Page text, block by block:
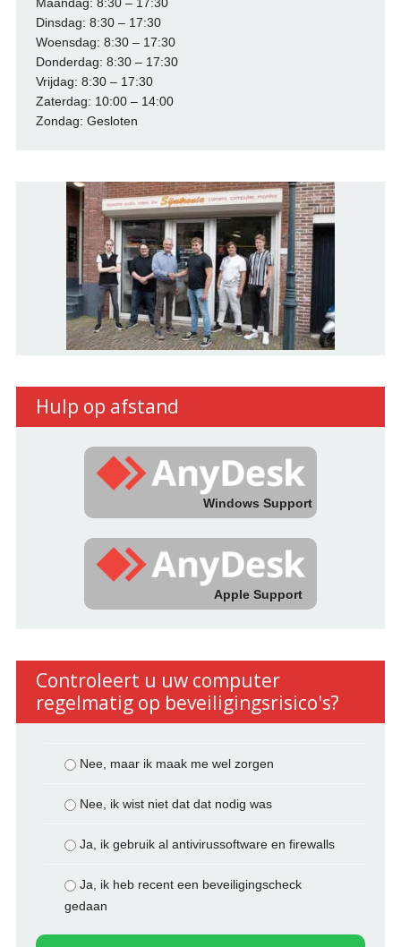
Dinsdag: 8:30 – 17:30
Woensdag: 8:30 – 17:30
Donderdag: 8:30 – 17:30
Vrijdag: 8:30 – 17:30
Zaterdag: 10:00 – 14:00
Zondag: Gesloten
Hulp op afstand
Windows Support
Apple Support
Controleert u uw computer
regelmatig op beveiligingsrisico's?
Nee, maar ik maak me wel zorgen
Nee, ik wist niet dat dat nodig was
Ja, ik gebruik al antivirussoftware en firewalls
Ja, ik heb recent een beveiligingscheck
gedaan